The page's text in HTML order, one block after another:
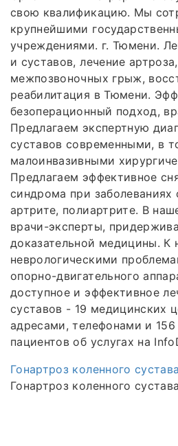
свою квалификацию. Мы
крупнейшими
учреждениями. г. Тюмени.
и суставов, лечение
межпозвоночных грыж,
реабилитация в Тюмени.
безоперационный подход,
Предлагаем экспертную
суставов современными, в
малоинвазивными
Предлагаем эффективное
синдрома при заболеваниях
артрите, полиартрите. В
врачи-эксперты,
доказательной медицины. К
неврологическими
опорно-двигательного
доступное и эффективное
суставов - 19 медицинских
адресами, телефонами и
пациентов об услугах на
Гонартроз коленного
Гонартроз коленного